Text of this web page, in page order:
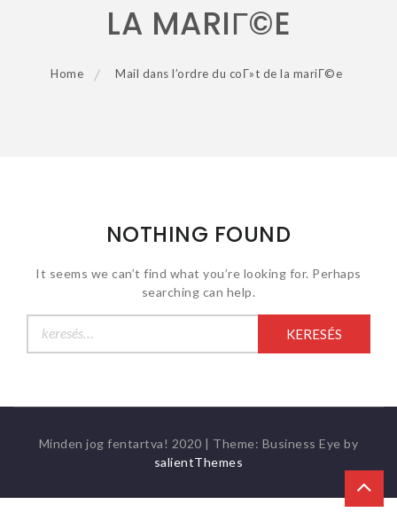
LA MARIГ©E
Home Mail dans l’ordre du coГ»t de la mariГ©e
NOTHING FOUND
It seems we can’t find what you’re looking for. Perhaps
searching can help.
Minden jog fentartva! 2020 | Theme: Business Eye by
salientThemes